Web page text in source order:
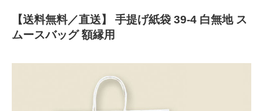
【送料無料／直送】 手提げ紙袋 39-4 白無地 ス
ムースバッグ 額縁用